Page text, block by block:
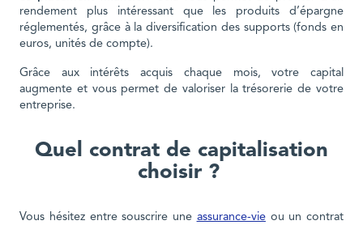
rendement plus intéressant que les produits d’épargne
réglementés, grâce à la diversification des supports (fonds en
euros, unités de compte).
Grâce aux intérêts acquis chaque mois, votre capital
augmente et vous permet de valoriser la trésorerie de votre
entreprise.
Quel contrat de capitalisation
choisir ?
Vous hésitez entre souscrire une assurance-vieou un contrat